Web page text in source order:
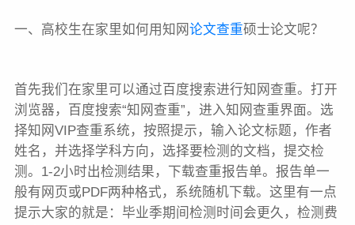
一、高校生在家里如何用知网论文查重硕士论文呢？
首先我们在家里可以通过百度搜索进行知网查重。打开
浏览器，百度搜索“知网查重”，进入知网查重界面。选
择知网VIP查重系统，按照提示，输入论文标题，作者
姓名，并选择学科方向，选择要检测的文档，提交检
测。1-2小时出检测结果，下载查重报告单。报告单一
般有网页或PDF两种格式，系统随机下载。这里有一点
提示大家的就是：毕业季期间检测时间会更久，检测费